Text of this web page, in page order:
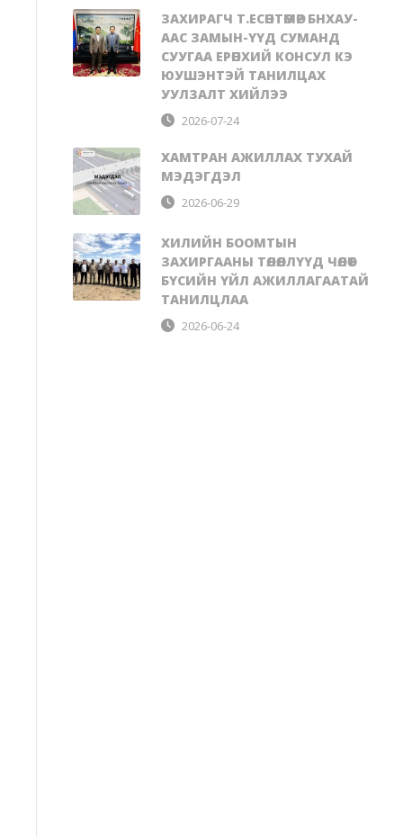
ЗАХИРАГЧ Т.ЕСӨНТӨМӨР БНХАУ-
ААС ЗАМЫН-ҮҮД СУМАНД
СУУГАА ЕРӨНХИЙ КОНСУЛ КЭ
ЮУШЭНТЭЙ ТАНИЛЦАХ
УУЛЗАЛТ ХИЙЛЭЭ
2026-07-24
ХАМТРАН АЖИЛЛАХ ТУХАЙ
МЭДЭГДЭЛ
2026-06-29
ХИЛИЙН БООМТЫН
ЗАХИРГААНЫ ТӨЛӨӨЛЛҮҮД ЧӨЛӨӨТ
БҮСИЙН ҮЙЛ АЖИЛЛАГААТАЙ
ТАНИЛЦЛАА
2026-06-24